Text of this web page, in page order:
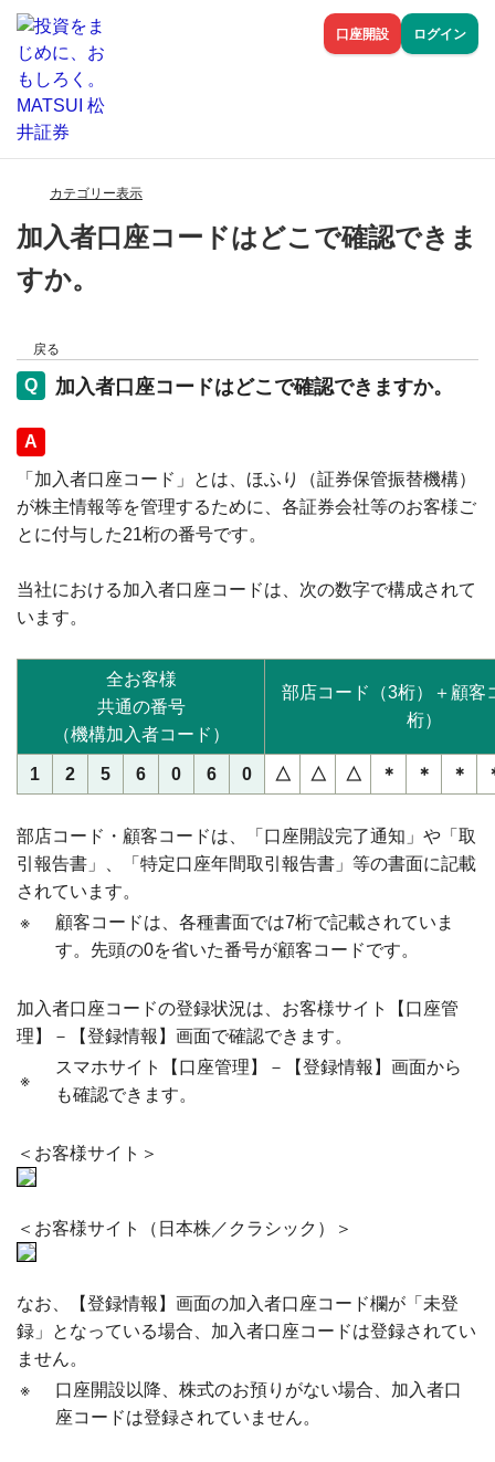
口座開設 ログイン
カテゴリー表示
加入者口座コードはどこで確認できま
すか。
戻る
加入者口座コードはどこで確認できますか。
回答
「加入者口座コード」とは、ほふり（証券保管振替機構）
が株主情報等を管理するために、各証券会社等のお客様ご
とに付与した21桁の番号です。
当社における加入者口座コードは、次の数字で構成されて
います。
全お客様
共通の番号
（機構加入者コード）
部店コード（3桁）＋顧客
桁）
1 2 5 6 0 6 0 △ △ △ ＊ ＊ ＊
部店コード・顧客コードは、「口座開設完了通知」や「取
引報告書」、「特定口座年間取引報告書」等の書面に記載
されています。
※
顧客コードは、各種書面では7桁で記載されていま
す。先頭の0を省いた番号が顧客コードです。
加入者口座コードの登録状況は、お客様サイト【口座管
理】－【登録情報】画面で確認できます。
※
スマホサイト【口座管理】－【登録情報】画面から
も確認できます。
＜お客様サイト＞
＜お客様サイト（日本株／クラシック）＞
なお、【登録情報】画面の加入者口座コード欄が「未登
録」となっている場合、加入者口座コードは登録されてい
ません。
※
口座開設以降、株式のお預りがない場合、加入者口
座コードは登録されていません。